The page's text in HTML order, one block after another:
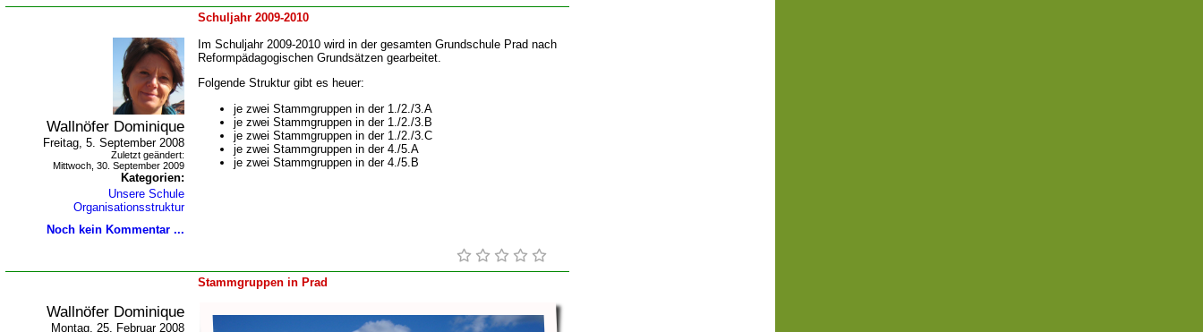
Schuljahr 2009-2010
Wallnöfer Dominique
Freitag, 5. September 2008
Zuletzt geändert:
Mittwoch, 30. September 2009
Kategorien:
Unsere Schule
Organisationsstruktur
Noch kein Kommentar ...
Im Schuljahr 2009-2010 wird in der gesamten Grundschule Prad nach
Reformpädagogischen Grundsätzen gearbeitet.
Folgende Struktur gibt es heuer:
je zwei Stammgruppen in der 1./2./3.A
je zwei Stammgruppen in der 1./2./3.B
je zwei Stammgruppen in der 1./2./3.C
je zwei Stammgruppen in der 4./5.A
je zwei Stammgruppen in der 4./5.B
Stammgruppen in Prad
Wallnöfer Dominique
Montag, 25. Februar 2008